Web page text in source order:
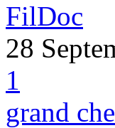
FilDoc
28
1
grand